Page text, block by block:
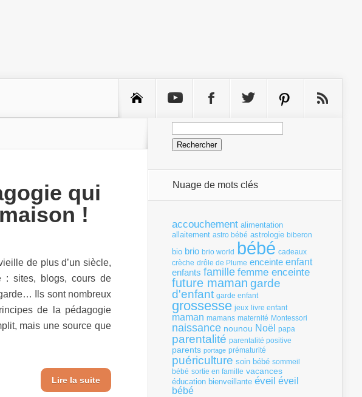
qui
!
de plus d’un siècle,
: sites, blogs, cours de
Ils sont nombreux
de la pédagogie
mais une source que
Lire la suite
Rechercher :
Nuage de mots clés
accouchement alimentation
allaitement astro bébé astrologie biberon
bio brio brio world bébé cadeaux
crèche drôle de Plume enceinte enfant
enfants famille femme enceinte
future maman garde
d'enfant garde enfant
grossesse jeux livre enfant
maman mamans maternité Montessori
naissance nounou Noël papa
parentalité parentalité positive
parents portage prématurité
puériculture soin bébé sommeil
bébé sortie en famille vacances
éducation bienveillante éveil éveil
bébé